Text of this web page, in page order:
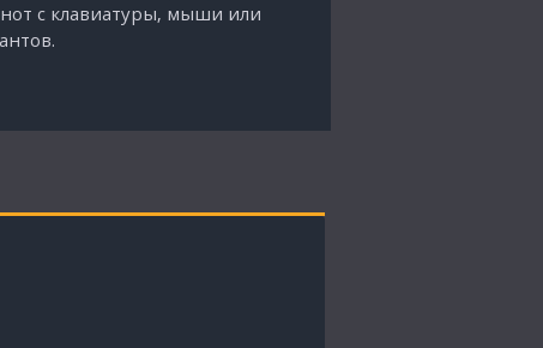
с клавиатуры, мыши или